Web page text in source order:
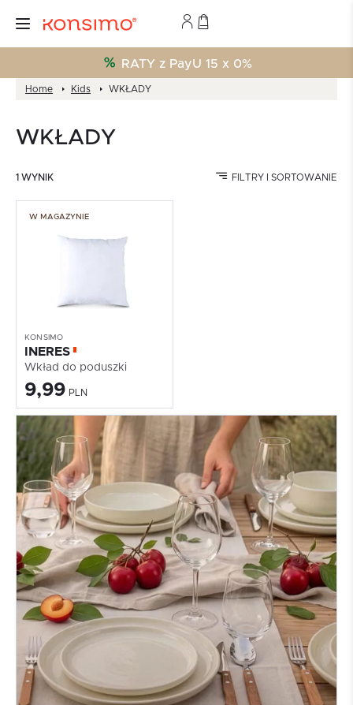
RATY z PayU 15 x 0%
Home Kids WKŁADY
WKŁADY
1 WYNIK FILTRY I SORTOWANIE
W MAGAZYNIE
KONSIMO
INERES
Wkład do poduszki
9,99 PLN